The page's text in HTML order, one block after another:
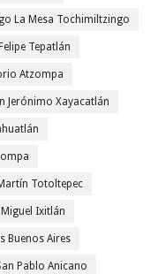
La Mesa Tochimiltzingo
Tepatlán
Atzompa
Jerónimo Xayacatlán
Totoltepec
Ixitlán
Buenos Aires
Pablo Anicano